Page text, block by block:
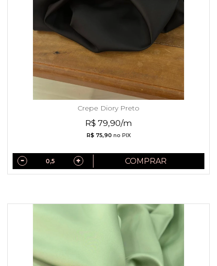
Crepe Diory Preto
R$ 79,90/m
R$ 75,90 no PIX
COMPRAR